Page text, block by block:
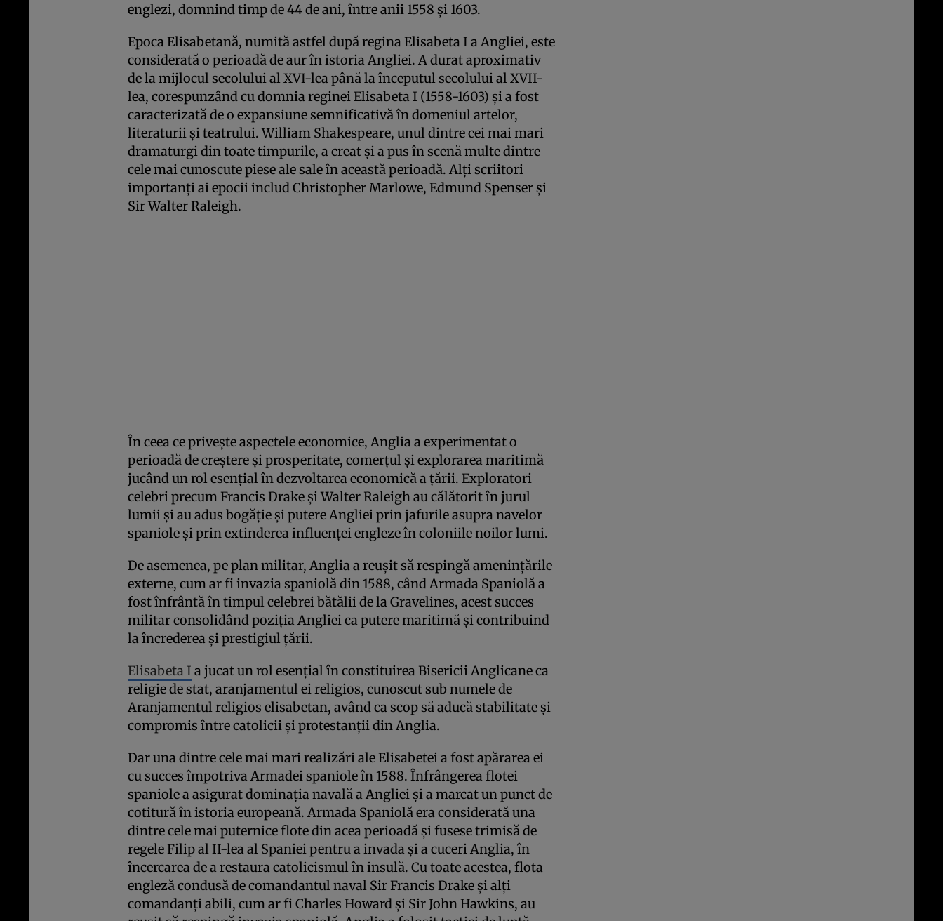
englezi, domnind timp de 44 de ani, între anii 1558 și 1603.
Epoca Elisabetană, numită astfel după regina Elisabeta I a Angliei, este
considerată o perioadă de aur în istoria Angliei. A durat aproximativ
de la mijlocul secolului al XVI-lea până la începutul secolului al XVII-
lea, corespunzând cu domnia reginei Elisabeta I (1558-1603) și a fost
caracterizată de o expansiune semnificativă în domeniul artelor,
literaturii și teatrului. William Shakespeare, unul dintre cei mai mari
dramaturgi din toate timpurile, a creat și a pus în scenă multe dintre
cele mai cunoscute piese ale sale în această perioadă. Alți scriitori
importanți ai epocii includ Christopher Marlowe, Edmund Spenser și
Sir Walter Raleigh.
În ceea ce privește aspectele economice, Anglia a experimentat o
perioadă de creștere și prosperitate, comerțul și explorarea maritimă
jucând un rol esențial în dezvoltarea economică a țării. Exploratori
celebri precum Francis Drake și Walter Raleigh au călătorit în jurul
lumii și au adus bogăție și putere Angliei prin jafurile asupra navelor
spaniole și prin extinderea influenței engleze în coloniile noilor lumi.
De asemenea, pe plan militar, Anglia a reușit să respingă amenințările
externe, cum ar fi invazia spaniolă din 1588, când Armada Spaniolă a
fost înfrântă în timpul celebrei bătălii de la Gravelines, acest succes
militar consolidând poziția Angliei ca putere maritimă și contribuind
la încrederea și prestigiul țării.
Elisabeta I a jucat un rol esențial în constituirea Bisericii Anglicane ca
religie de stat, aranjamentul ei religios, cunoscut sub numele de
Aranjamentul religios elisabetan, având ca scop să aducă stabilitate și
compromis între catolicii și protestanții din Anglia.
Dar una dintre cele mai mari realizări ale Elisabetei a fost apărarea ei
cu succes împotriva Armadei spaniole în 1588. Înfrângerea flotei
spaniole a asigurat dominația navală a Angliei și a marcat un punct de
cotitură în istoria europeană. Armada Spaniolă era considerată una
dintre cele mai puternice flote din acea perioadă și fusese trimisă de
regele Filip al II-lea al Spaniei pentru a invada și a cuceri Anglia, în
încercarea de a restaura catolicismul în insulă. Cu toate acestea, flota
engleză condusă de comandantul naval Sir Francis Drake și alți
comandanți abili, cum ar fi Charles Howard și Sir John Hawkins, au